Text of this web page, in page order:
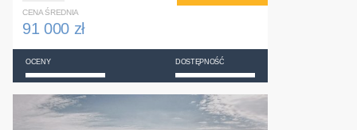
CENA ŚREDNIA
91 000 zł
OCENY DOSTĘPNOŚĆ